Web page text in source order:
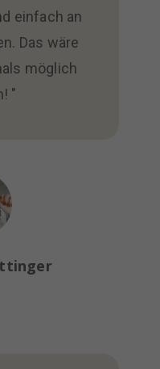
einfach an
Das wäre
möglich
"